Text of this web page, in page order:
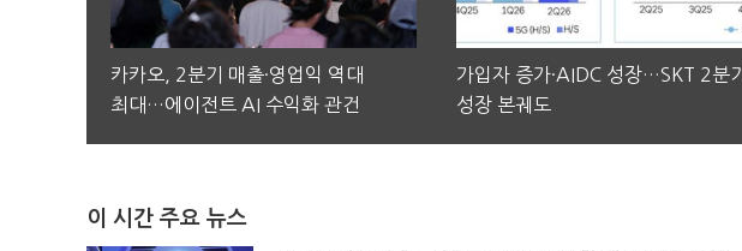
카카오, 2분기 매출·영업익 역대
최대…에이전트 AI 수익화 관건
가입자 증가·AIDC 성장…SKT 2분기
성장 본궤도
이 시간 주요 뉴스